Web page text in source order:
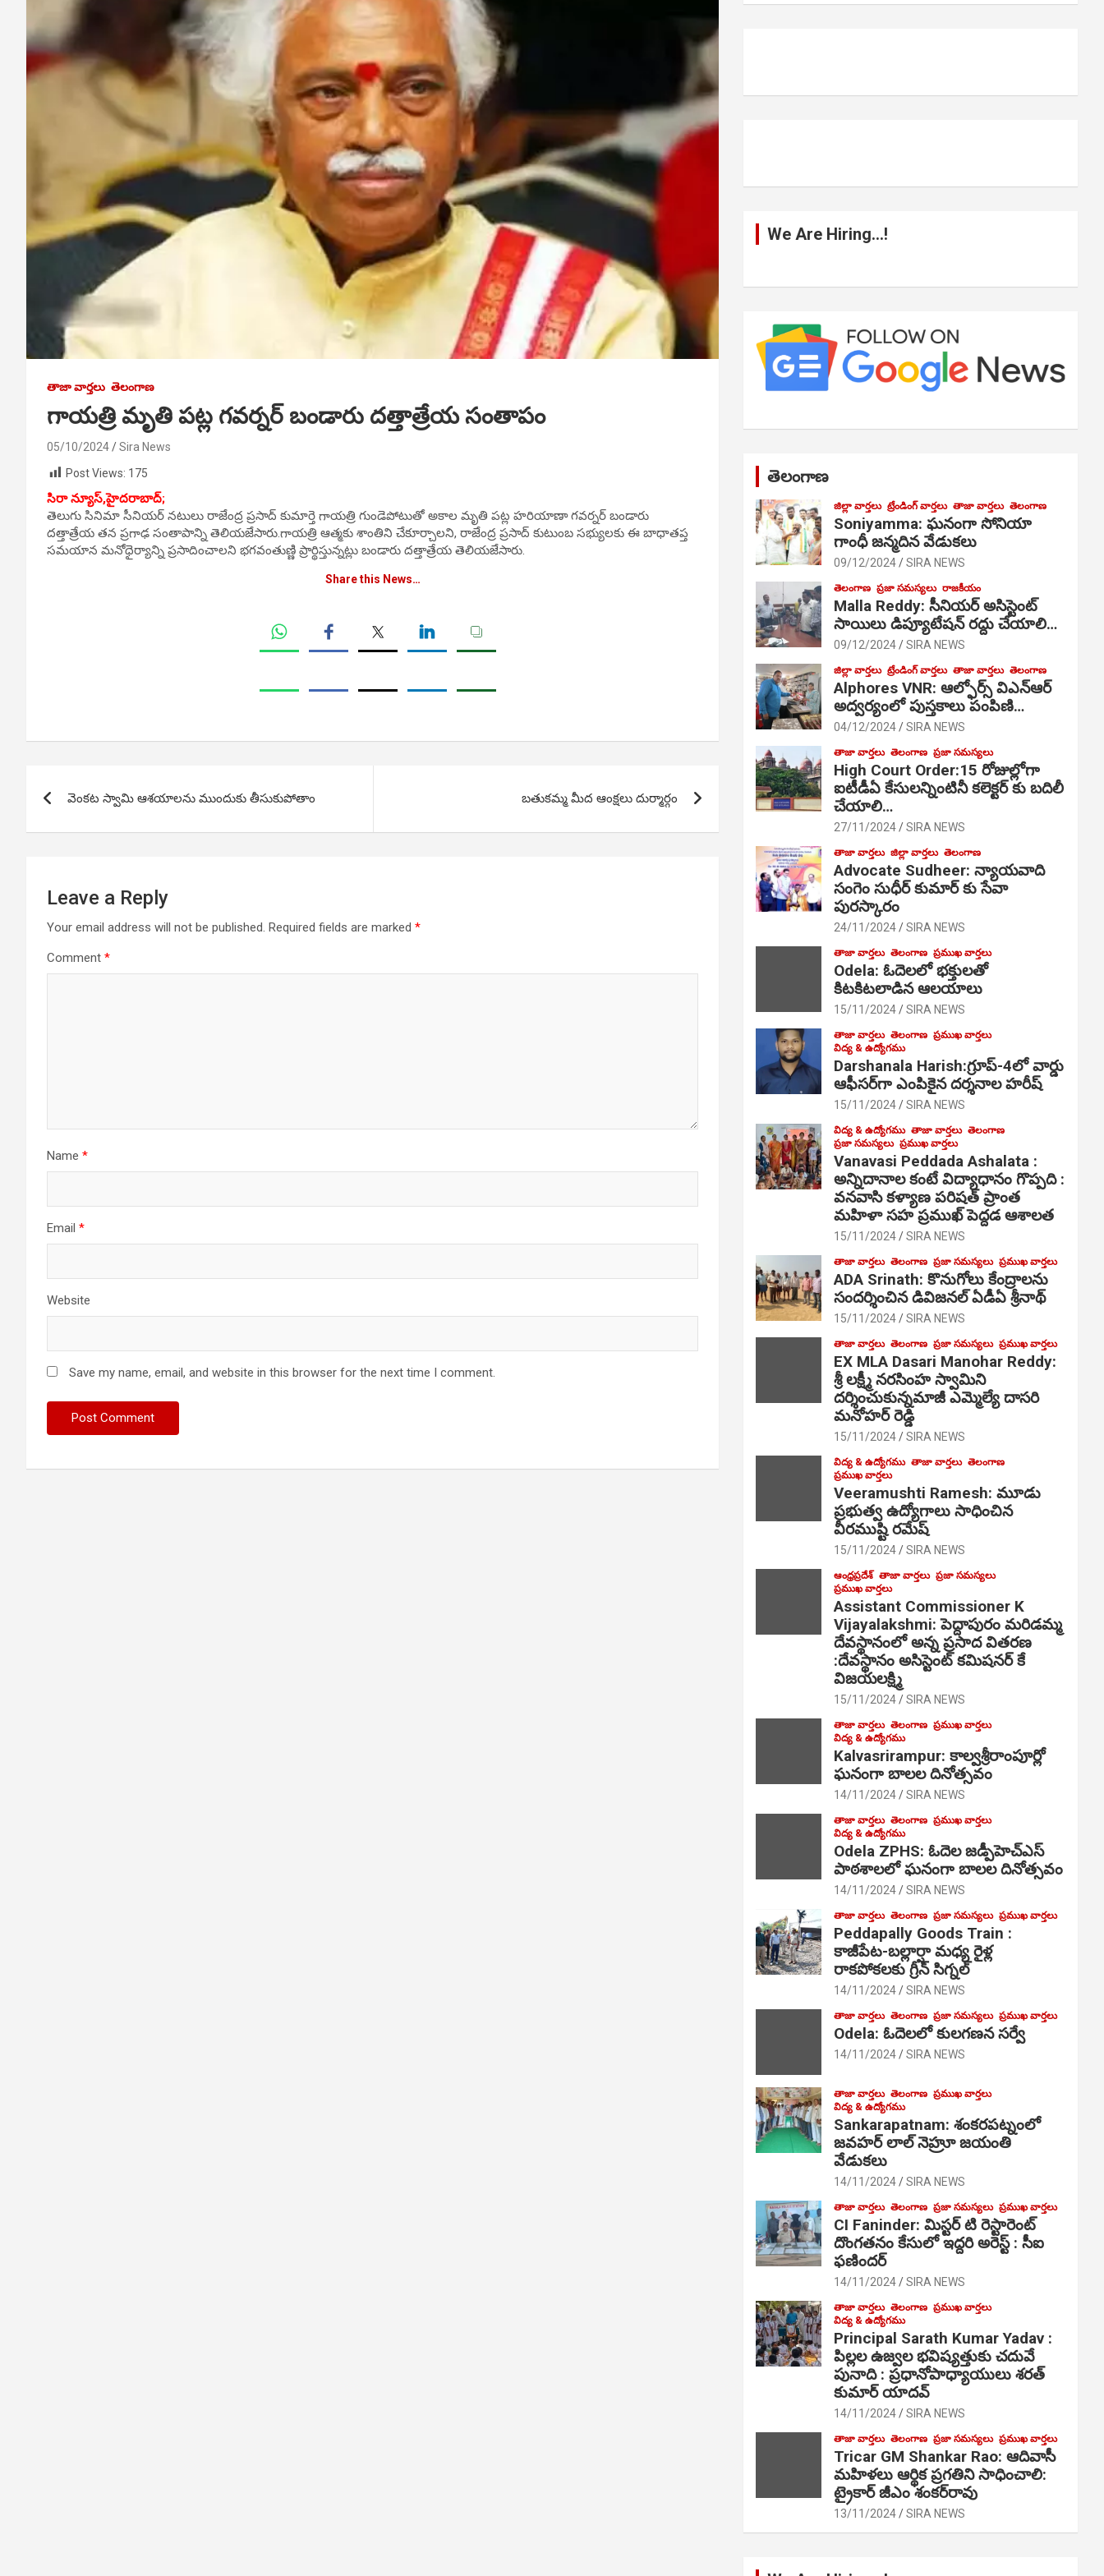
తాజా వార్తలు తెలంగాణ
గాయత్రి మృతి పట్ల గవర్నర్ బండారు దత్తాత్రేయ సంతాపం
05/10/2024
Sira News
Post Views: 175
సిరా న్యూస్,హైదరాబాద్;
తెలుగు సినిమా సీనియర్ నటులు రాజేంద్ర ప్రసాద్ కుమార్తె గాయత్రి గుండెపోటుతో అకాల మృతి పట్ల హరియాణా గవర్నర్ బండారు
దత్తాత్రేయ తన ప్రగాఢ సంతాపాన్ని తెలియజేసారు.గాయత్రి ఆత్మకు శాంతిని చేకూర్చాలని, రాజేంద్ర ప్రసాద్ కుటుంబ సభ్యులకు ఈ బాధాతప్త
సమయాన మనోధైర్యాన్ని ప్రసాదించాలని భగవంతుణ్ణి ప్రార్థిస్తున్నట్లు బండారు దత్తాత్రేయ తెలియజేసారు.
Share this News…
navigation
వెంకట స్వామి ఆశయాలను ముందుకు తీసుకుపోతాం బతుకమ్మ మీద ఆంక్షలు దుర్మార్గం
Leave a Reply
Your email address will not be published. Required fields are marked *
Comment *
Name *
Email *
Website
Save my name, email, and website in this browser for the next time I comment.
We Are Hiring…!
తెలంగాణ
జిల్లా వార్తలు ట్రేండింగ్ వార్తలు తాజా వార్తలు తెలంగాణ
Soniyamma: ఘ‌నంగా సోనియా
గాంధీ జ‌న్మ‌దిన వేడుక‌లు
09/12/2024 SIRA NEWS
తెలంగాణ ప్రజా సమస్యలు రాజకీయం
Malla Reddy: సీనియర్ అసిస్టెంట్
సాయిలు డిప్యూటేషన్ రద్దు చేయాలి…
09/12/2024 SIRA NEWS
జిల్లా వార్తలు ట్రేండింగ్ వార్తలు తాజా వార్తలు తెలంగాణ
Alphores VNR: ఆల్ఫోర్స్ విఎన్ఆర్
అద్వర్యంలో పుస్తకాలు పంపిణి…
04/12/2024 SIRA NEWS
తాజా వార్తలు తెలంగాణ ప్రజా సమస్యలు
High Court Order:15 రోజుల్లోగా
ఐటీడీఏ కేసులన్నింటినీ కలెక్టర్ కు బదిలీ
చేయాలి…
27/11/2024 SIRA NEWS
తాజా వార్తలు జిల్లా వార్తలు తెలంగాణ
Advocate Sudheer: న్యాయవాది
సంగెం సుధీర్ కుమార్ కు సేవా
పురస్కారం
24/11/2024 SIRA NEWS
తాజా వార్తలు తెలంగాణ ప్రముఖ వార్తలు
Odela: ఓదెల‌లో భక్తులతో
కిటకిటలాడిన ఆల‌యాలు
15/11/2024 SIRA NEWS
తాజా వార్తలు తెలంగాణ ప్రముఖ వార్తలు
విద్య & ఉద్యోగము
Darshanala Harish:గ్రూప్-4లో వార్డు
ఆఫీసర్‌గా ఎంపికైన దర్శనాల హరీష్
15/11/2024 SIRA NEWS
విద్య & ఉద్యోగము తాజా వార్తలు తెలంగాణ
ప్రజా సమస్యలు ప్రముఖ వార్తలు
Vanavasi Peddada Ashalata :
అన్నిదానాల కంటే విద్యాధానం గొప్పది :
వనవాసి కళ్యాణ పరిషత్ ప్రాంత
మహిళా సహ ప్రముఖ్ పెద్దడ ఆశాలత
15/11/2024 SIRA NEWS
తాజా వార్తలు తెలంగాణ ప్రజా సమస్యలు ప్రముఖ వార్తలు
ADA Srinath: కొనుగోలు కేంద్రాల‌ను
సంద‌ర్శించిన డివిజనల్ ఏడీఏ శ్రీనాథ్
15/11/2024 SIRA NEWS
తాజా వార్తలు తెలంగాణ ప్రజా సమస్యలు ప్రముఖ వార్తలు
EX MLA Dasari Manohar Reddy:
శ్రీ లక్ష్మీ నరసింహ స్వామిని
దర్శించుకున్నమాజీ ఎమ్మెల్యే దాసరి
మనోహర్ రెడ్డి
15/11/2024 SIRA NEWS
విద్య & ఉద్యోగము తాజా వార్తలు తెలంగాణ
ప్రముఖ వార్తలు
Veeramushti Ramesh: మూడు
ప్రభుత్వ ఉద్యోగాలు సాధించిన
వీరముష్టి రమేష్
15/11/2024 SIRA NEWS
ఆంధ్రప్రదేశ్ తాజా వార్తలు ప్రజా సమస్యలు
ప్రముఖ వార్తలు
Assistant Commissioner K
Vijayalakshmi: పెద్దాపురం మరిడమ్మ
దేవస్థానంలో అన్న ప్రసాద వితరణ
:దేవస్థానం అసిస్టెంట్ కమిషనర్ కే
విజయలక్ష్మి
15/11/2024 SIRA NEWS
తాజా వార్తలు తెలంగాణ ప్రముఖ వార్తలు
విద్య & ఉద్యోగము
Kalvasrirampur: కాల్వశ్రీరాంపూర్లో
ఘనంగా బాలల దినోత్సవం
14/11/2024 SIRA NEWS
తాజా వార్తలు తెలంగాణ ప్రముఖ వార్తలు
విద్య & ఉద్యోగము
Odela ZPHS: ఓదెల జ‌డ్పీహెచ్ఎస్
పాఠ‌శాల‌లో ఘనంగా బాలల దినోత్సవం
14/11/2024 SIRA NEWS
తాజా వార్తలు తెలంగాణ ప్రజా సమస్యలు ప్రముఖ వార్తలు
Peddapally Goods Train :
కాజీపేట-బల్లార్షా మధ్య రైళ్ల
రాకపోకలకు గ్రీన్ సిగ్నల్
14/11/2024 SIRA NEWS
తాజా వార్తలు తెలంగాణ ప్రజా సమస్యలు ప్రముఖ వార్తలు
Odela: ఓదెలలో కులగణన సర్వే
14/11/2024 SIRA NEWS
తాజా వార్తలు తెలంగాణ ప్రముఖ వార్తలు
విద్య & ఉద్యోగము
Sankarapatnam: శంకరపట్నంలో
జవహర్ లాల్ నెహ్రూ జయంతి
వేడుకలు
14/11/2024 SIRA NEWS
తాజా వార్తలు తెలంగాణ ప్రజా సమస్యలు ప్రముఖ వార్తలు
CI Faninder: మిస్టర్ టి రెస్టారెంట్
దొంగతనం కేసులో ఇద్దరి అరెస్ట్ : సీఐ
ఫణిందర్
14/11/2024 SIRA NEWS
తాజా వార్తలు తెలంగాణ ప్రముఖ వార్తలు
విద్య & ఉద్యోగము
Principal Sarath Kumar Yadav :
పిల్లల ఉజ్వల భవిష్యత్తుకు చదువే
పునాది : ప్రధానోపాధ్యాయులు శరత్
కుమార్ యాదవ్
14/11/2024 SIRA NEWS
తాజా వార్తలు తెలంగాణ ప్రజా సమస్యలు ప్రముఖ వార్తలు
Tricar GM Shankar Rao: ఆదివాసీ
మహిళలు ఆర్థిక ప్రగతిని సాధించాలి:
ట్రైకార్ జీఎం శంకర్‌రావు
13/11/2024 SIRA NEWS